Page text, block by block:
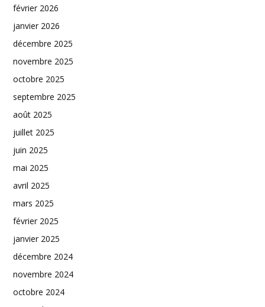
février 2026
janvier 2026
décembre 2025
novembre 2025
octobre 2025
septembre 2025
août 2025
juillet 2025
juin 2025
mai 2025
avril 2025
mars 2025
février 2025
janvier 2025
décembre 2024
novembre 2024
octobre 2024